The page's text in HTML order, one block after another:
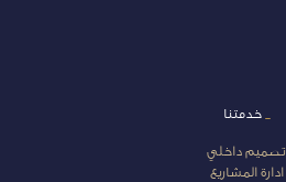
خدمتنا
تصميم داخلي
ادارة المشاريع